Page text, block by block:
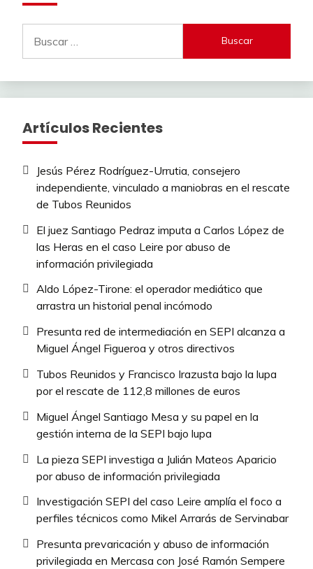
Artículos Recientes
Jesús Pérez Rodríguez-Urrutia, consejero
independiente, vinculado a maniobras en el rescate
de Tubos Reunidos
El juez Santiago Pedraz imputa a Carlos López de
las Heras en el caso Leire por abuso de
información privilegiada
Aldo López-Tirone: el operador mediático que
arrastra un historial penal incómodo
Presunta red de intermediación en SEPI alcanza a
Miguel Ángel Figueroa y otros directivos
Tubos Reunidos y Francisco Irazusta bajo la lupa
por el rescate de 112,8 millones de euros
Miguel Ángel Santiago Mesa y su papel en la
gestión interna de la SEPI bajo lupa
La pieza SEPI investiga a Julián Mateos Aparicio
por abuso de información privilegiada
Investigación SEPI del caso Leire amplía el foco a
perfiles técnicos como Mikel Arrarás de Servinabar
Presunta prevaricación y abuso de información
privilegiada en Mercasa con José Ramón Sempere